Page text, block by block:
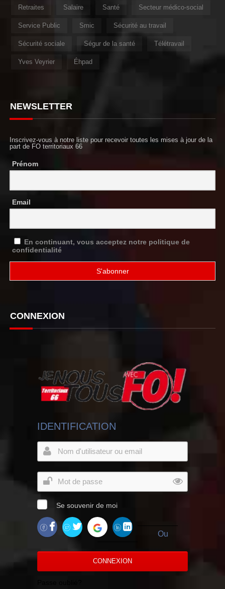
Retraites Salaire Santé Secteur médico-social
Service Public Smic Sécurité au travail
Sécurité sociale Ségur de la santé Télétravail
Yves Veyrier Éhpad
NEWSLETTER
Inscrivez-vous à notre liste pour recevoir toutes les mises à jour de la
part de FO territoriaux 66
Prénom
Email
En continuant, vous acceptez notre politique de
confidentialité
CONNEXION
IDENTIFICATION
Se souvenir de moi
Ou
CONNEXION